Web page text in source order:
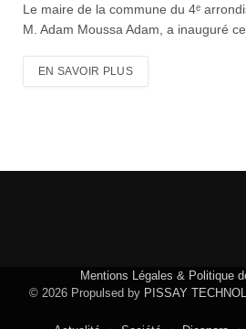
Le maire de la commune du 4ᵉ
M. Adam Moussa Adam, a inauguré
EN SAVOIR PLUS
Mentions Légales & Politique
© 2026 Propulsed by PISSAY